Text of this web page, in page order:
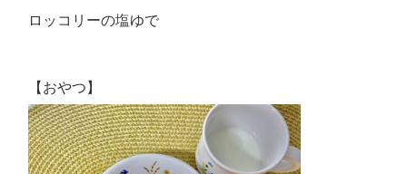
ロッコリーの塩ゆで
【おやつ】